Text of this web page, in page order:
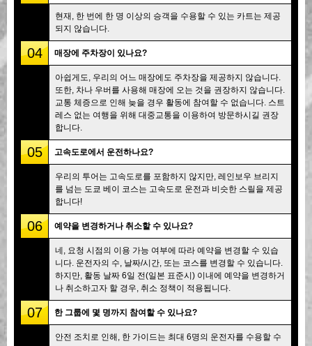
현재, 한 번에 한 명 이상의 승객을 수용할 수 있는 카트는 제공
되지 않습니다.
04 매장에 주차장이 있나요?
아쉽게도, 우리의 어느 매장에도 주차장을 제공하지 않습니다.
또한, 차나 우버를 사용해 매장에 오는 것을 권장하지 않습니다.
교통 체증으로 인해 늦을 경우 활동에 참여할 수 없습니다. 스트
레스 없는 여행을 위해 대중교통을 이용하여 방문하시길 권장
합니다.
05 고속도로에서 운전하나요?
우리의 투어는 고속도로를 포함하지 않지만, 레인보우 브리지
를 넘는 도쿄 베이 코스는 고속도로 운전과 비슷한 스릴을 제공
합니다!
06 예약을 변경하거나 취소할 수 있나요?
네, 요청 시점의 이용 가능 여부에 따라 예약을 변경할 수 있습
니다. 운전자의 수, 날짜/시간, 또는 코스를 변경할 수 있습니다.
하지만, 활동 날짜 6일 전(일본 표준시) 이내에 예약을 변경하거
나 취소하고자 할 경우, 취소 정책이 적용됩니다.
07 한 그룹에 몇 명까지 참여할 수 있나요?
안전 조치로 인해, 한 가이드는 최대 6명의 운전자를 수용할 수